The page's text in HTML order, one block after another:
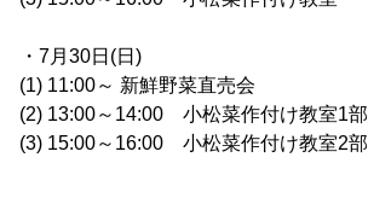
・7月30日(日)
(1) 11:00～ 新鮮野菜直売会
(2) 13:00～14:00 小松菜作付け教室1部
(3) 15:00～16:00 小松菜作付け教室2部